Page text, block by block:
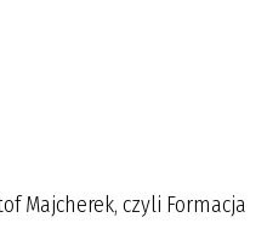
Majcherek, czyli Formacja